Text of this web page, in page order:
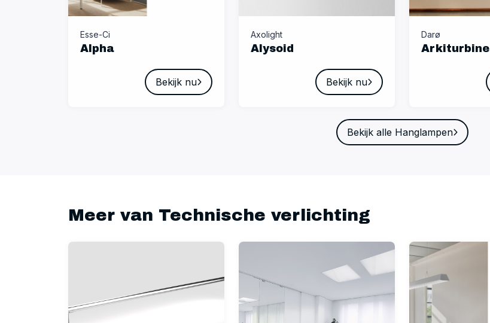
Esse-Ci
Alpha
Bekijk nu
Axolight
Alysoid
Bekijk nu
Darø
Arkiturbine
Bekijk alle Hanglampen
Meer van Technische verlichting